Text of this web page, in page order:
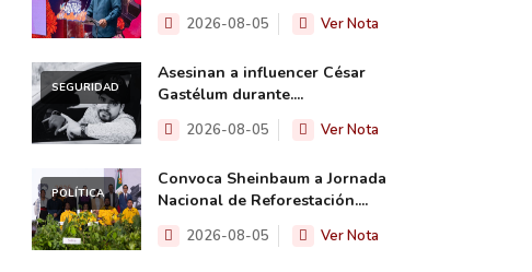
2026-08-05 Ver Nota
SEGURIDAD
Asesinan a influencer César
Gastélum durante....
2026-08-05 Ver Nota
POLÍTICA
Convoca Sheinbaum a Jornada
Nacional de Reforestación....
2026-08-05 Ver Nota